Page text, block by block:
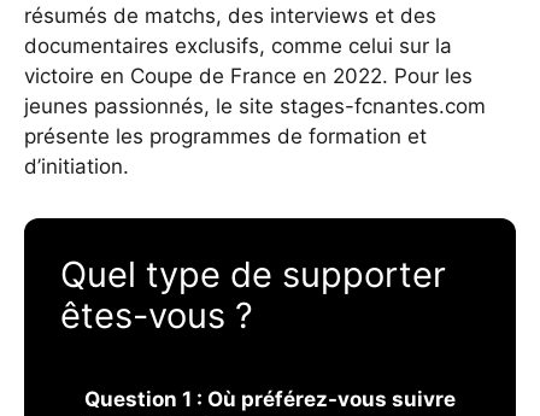
résumés de matchs, des interviews et des
documentaires exclusifs, comme celui sur la
victoire en Coupe de France en 2022. Pour les
jeunes passionnés, le site stages-fcnantes.com
présente les programmes de formation et
d’initiation.
Quel type de supporter
êtes-vous ?
Question 1 : Où préférez-vous suivre